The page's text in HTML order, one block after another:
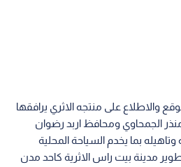
والاطلاع على منتجه الاثري يرافقها
منذر الجمحاوي ومحافظ اربد رضوان
بما يخدم السياحة المحلية
مدينة بيت راس الاثرية كاحد مدن